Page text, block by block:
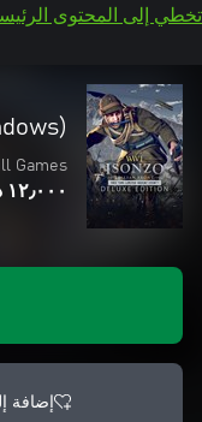
تخطي إلى المحتوى
Games
١٢٫٠٠٠ د.ك.‏+
إضافة